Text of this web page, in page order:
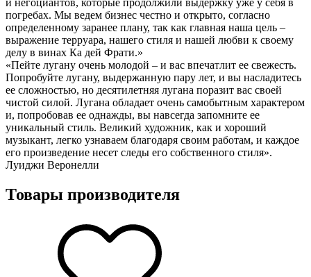
и негоциантов, которые продолжили выдержку уже у себя в
погребах. Мы ведем бизнес честно и открыто, согласно
определенному заранее плану, так как главная наша цель –
выражение терруара, нашего стиля и нашей любви к своему
делу в винах Ка дей Фрати.»
«Пейте лугану очень молодой – и вас впечатлит ее свежесть.
Попробуйте лугану, выдержанную пару лет, и вы насладитесь
ее сложностью, но десятилетняя лугана поразит вас своей
чистой силой. Лугана обладает очень самобытным характером
и, попробовав ее однажды, вы навсегда запомните ее
уникальный стиль. Великий художник, как и хороший
музыкант, легко узнаваем благодаря своим работам, и каждое
его произведение несет следы его собственного стиля».
Луиджи Веронелли
Товары производителя